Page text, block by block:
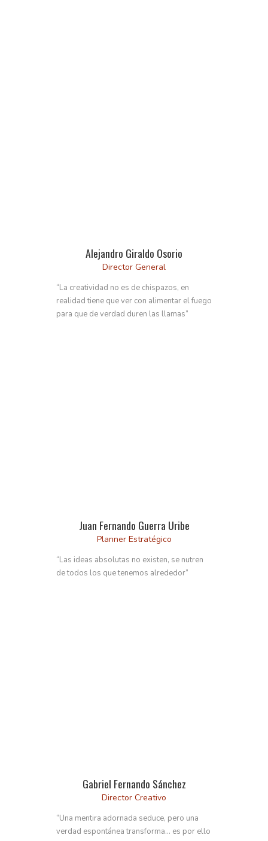
Alejandro Giraldo Osorio
Director General
“La creatividad no es de chispazos, en
realidad tiene que ver con alimentar el fuego
para que de verdad duren las llamas”
Juan Fernando Guerra Uribe
Planner Estratégico
“Las ideas absolutas no existen, se nutren
de todos los que tenemos alrededor”
Gabriel Fernando Sánchez
Director Creativo
“Una mentira adornada seduce, pero una
verdad espontánea transforma… es por ello